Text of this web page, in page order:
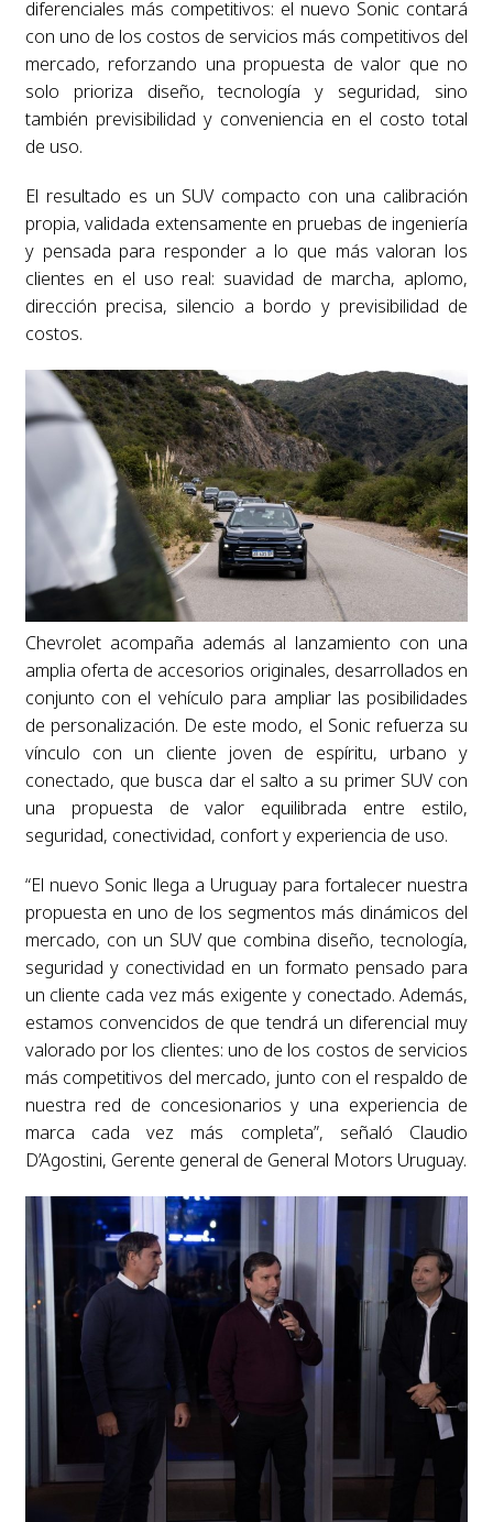
diferenciales más competitivos: el nuevo Sonic contará
con uno de los costos de servicios más competitivos del
mercado, reforzando una propuesta de valor que no
solo prioriza diseño, tecnología y seguridad, sino
también previsibilidad y conveniencia en el costo total
de uso.
El resultado es un SUV compacto con una calibración
propia, validada extensamente en pruebas de ingeniería
y pensada para responder a lo que más valoran los
clientes en el uso real: suavidad de marcha, aplomo,
dirección precisa, silencio a bordo y previsibilidad de
costos.
Chevrolet acompaña además al lanzamiento con una
amplia oferta de accesorios originales, desarrollados en
conjunto con el vehículo para ampliar las posibilidades
de personalización. De este modo, el Sonic refuerza su
vínculo con un cliente joven de espíritu, urbano y
conectado, que busca dar el salto a su primer SUV con
una propuesta de valor equilibrada entre estilo,
seguridad, conectividad, confort y experiencia de uso.
“El nuevo Sonic llega a Uruguay para fortalecer nuestra
propuesta en uno de los segmentos más dinámicos del
mercado, con un SUV que combina diseño, tecnología,
seguridad y conectividad en un formato pensado para
un cliente cada vez más exigente y conectado. Además,
estamos convencidos de que tendrá un diferencial muy
valorado por los clientes: uno de los costos de servicios
más competitivos del mercado, junto con el respaldo de
nuestra red de concesionarios y una experiencia de
marca cada vez más completa”, señaló Claudio
D’Agostini, Gerente general de General Motors Uruguay.